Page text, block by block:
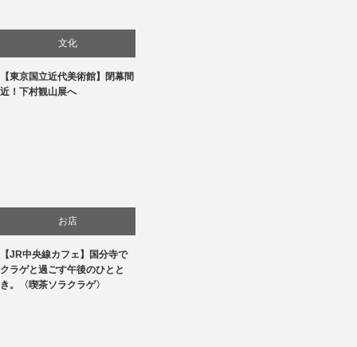
文化
美術展・美術館・博物館巡り
【東京国立近代美術館】閉幕間
近！下村観山展へ
お店
食べ物
【JR中央線カフェ】国分寺で
クラゲと過ごす午後のひとと
き。〈喫茶ソラクラゲ〉